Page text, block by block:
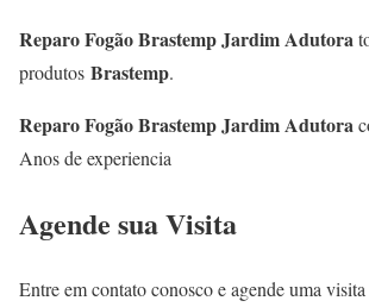
Reparo Fogão Brastemp Jardim Adutora
produtos Brastemp.
Reparo Fogão Brastemp Jardim Adutora
Anos de experiencia
Agende sua Visita
Entre em contato conosco e agende uma